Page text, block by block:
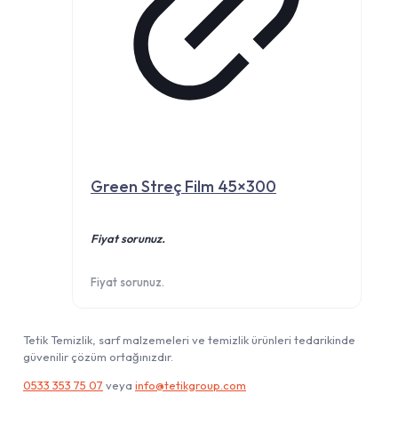
Green Streç Film 45×300
Fiyat sorunuz.
Fiyat sorunuz.
Tetik Temizlik, sarf malzemeleri ve temizlik ürünleri tedarikinde
güvenilir çözüm ortağınızdır.
0533 353 75 07 veya info@tetikgroup.com